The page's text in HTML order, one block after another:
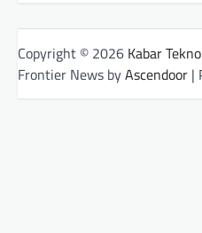
Copyright © 2026 Kabar
Frontier News byAscendoor |